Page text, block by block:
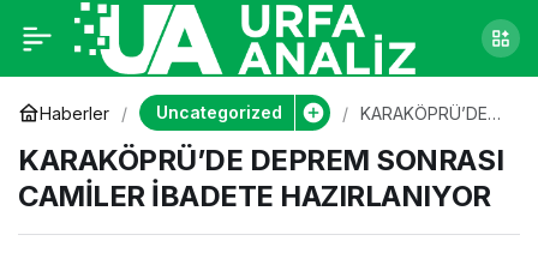
Haberler Uncategorized
KARAKÖPRÜ’DE
CAMİLER İBADETE
HAZIRLANIYOR
KARAKÖPRÜ’DE DEPREM SONRASI
CAMİLER İBADETE HAZIRLANIYOR
KARAKÖPRÜ’DE
DEPREM SONRASI
CAMİLER İBADETE
HAZIRLANIYOR
0